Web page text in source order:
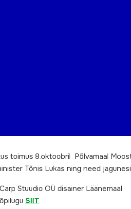
toimus 8.oktoobril Põlvamaal
Tõnis Lukas ning need
Stuudio OÜ disainer Läänemaal
SIIT